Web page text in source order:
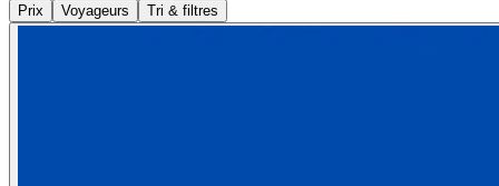
Prix
Voyageurs Tri & filtres